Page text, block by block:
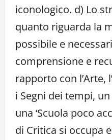
iconologico. d) Lo
quanto riguarda la
possibile e
comprensione e
rapporto con l’Arte,
i Segni dei tempi,
una ‘Scuola poco
di Critica si occupa